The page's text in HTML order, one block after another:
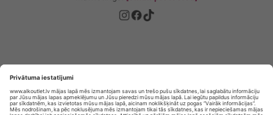
Privātuma Iestatījumi
E-veikala lietošanas noteikumi